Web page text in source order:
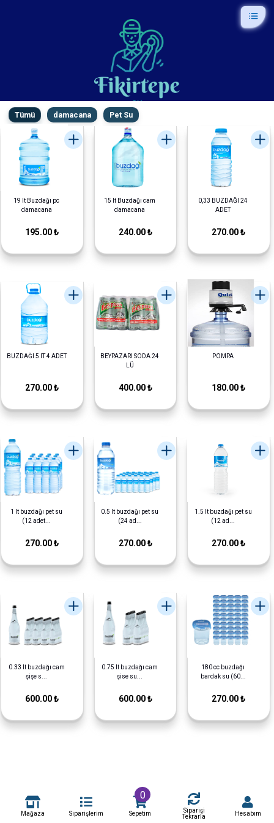
Tümü damacana Pet Su
19 lt Buzdağı pc
damacana
195.00 ₺
15 lt Buzdağı cam
damacana
240.00 ₺
0,33 BUZDAĞI 24
ADET
270.00 ₺
BUZDAĞI 5 lT 4 ADET
270.00 ₺
BEYPAZARI SODA 24
LÜ
400.00 ₺
POMPA
180.00 ₺
1 lt buzdağı pet su
(12 adet...
270.00 ₺
0.5 lt buzdağı pet su
(24 ad...
270.00 ₺
1.5 lt buzdağı pet su
(12 ad...
270.00 ₺
0.33 lt buzdağı cam
şişe s...
600.00 ₺
0.75 lt buzdağı cam
şise su...
600.00 ₺
180 cc buzdağı
bardak su (60...
270.00 ₺
Mağaza Siparişlerim Sepetim
0
Siparişi
Tekrarla
Hesabım